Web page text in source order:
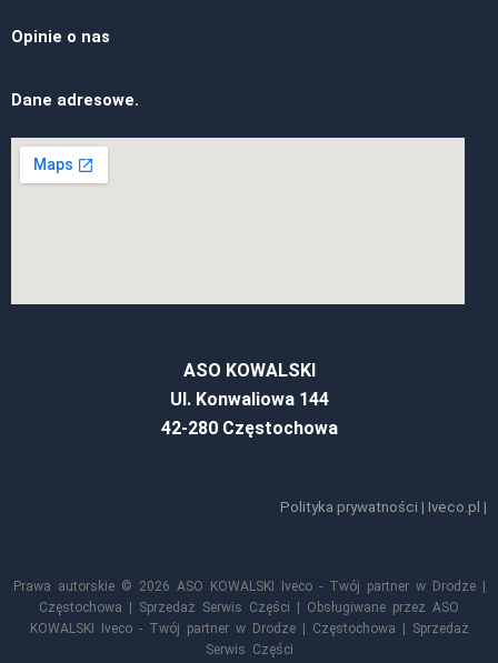
Opinie o nas
Dane adresowe.
ASO KOWALSKI
Ul. Konwaliowa 144
42-280 Częstochowa
Polityka prywatności | Iveco.pl |
Prawa autorskie © 2026 ASO KOWALSKI Iveco - Twój partner w Drodze |
Częstochowa | Sprzedaż Serwis Części | Obsługiwane przez ASO
KOWALSKI Iveco - Twój partner w Drodze | Częstochowa | Sprzedaż
Serwis Części